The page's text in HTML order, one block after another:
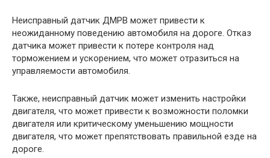
Неисправный датчик ДМРВ может привести к
неожиданному поведению автомобиля на дороге. Отказ
датчика может привести к потере контроля над
торможением и ускорением, что может отразиться на
управляемости автомобиля.
Также, неисправный датчик может изменить настройки
двигателя, что может привести к возможности поломки
двигателя или критическому уменьшению мощности
двигателя, что может препятствовать правильной езде на
дороге.